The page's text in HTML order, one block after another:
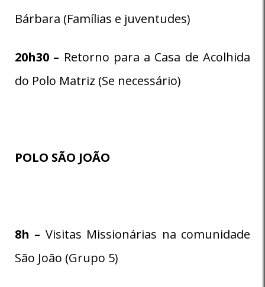
Bárbara (Famílias e juventudes)
20h30 – Retorno para a Casa de Acolhida
do Polo Matriz (Se necessário)
POLO SÃO JOÃO
8h – Visitas Missionárias na comunidade
São João (Grupo 5)